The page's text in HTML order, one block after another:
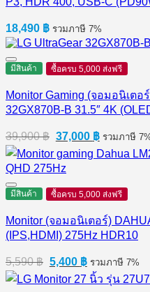
18,490 ฿ รวมภาษี 7%
มีสินค้า ซื้อครบ 5,000 ส่งฟรี
Monitor Gaming (จอมอนิเตอ
32GX870B-B 31.5″ 4K
39,900฿ Original
price
was:
39,900 ฿.
37,000 ฿Current
price
is:
รวมภาษี
มีสินค้า ซื้อครบ 5,000 ส่งฟรี
Monitor (จอมอนิเตอร์)
(IPS,HDMI) 275Hz HDR10
5,590฿ Original
price
was:
5,400 ฿Current
price
is:
รวมภาษี 7%